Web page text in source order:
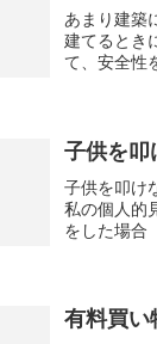
あまり建築
建てるとき
て、安全性
子供を叩
子供を叩け
私の個人的
をした場合
有料買い